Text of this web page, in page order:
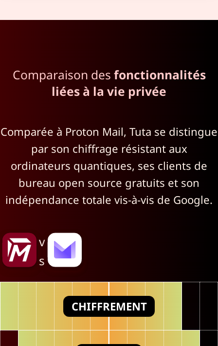
Comparaison des fonctionnalités
liées à la vie privée
Comparée à Proton Mail, Tuta se distingue
par son chiffrage résistant aux
ordinateurs quantiques, ses clients de
bureau open source gratuits et son
indépendance totale vis-à-vis de Google.
v
s
CHIFFREMENT